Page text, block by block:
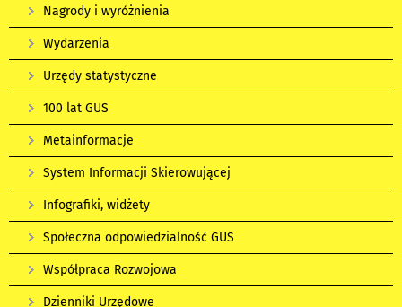
Nagrody i wyróżnienia
Wydarzenia
Urzędy statystyczne
100 lat GUS
Metainformacje
System Informacji Skierowującej
Infografiki, widżety
Społeczna odpowiedzialność GUS
Współpraca Rozwojowa
Dzienniki Urzędowe